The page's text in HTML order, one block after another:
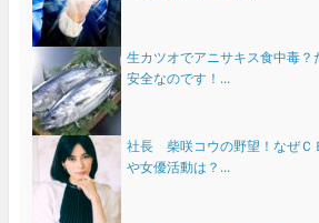
生カツオでアニサキス食中毒
安全なのです！...
社長 柴咲コウの野望！なぜＣ
や女優活動は？...